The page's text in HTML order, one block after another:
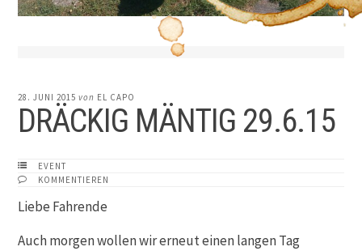
28. JUNI 2015 von EL CAPO
DRÄCKIG MÄNTIG 29.6.15
EVENT
KOMMENTIEREN
Liebe Fahrende
Auch morgen wollen wir erneut einen langen Tag